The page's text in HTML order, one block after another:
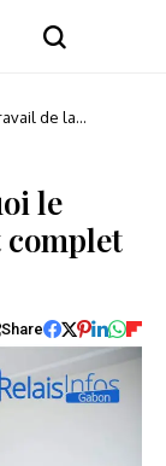
de la
le
complet
Share